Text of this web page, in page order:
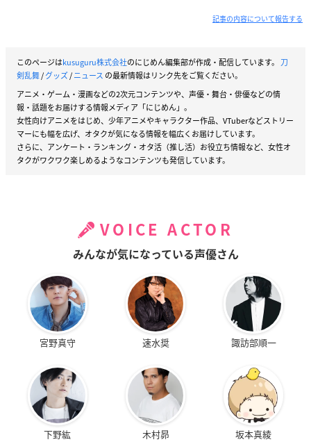
記事の内容について報告する
このページはkusuguru株式会社のにじめん編集部が作成・配信しています。 刀
剣乱舞/グッズ/ニュース の最新情報はリンク先をご覧ください。
アニメ・ゲーム・漫画などの2次元コンテンツや、声優・舞台・俳優などの情
報・話題をお届けする情報メディア「にじめん」。
女性向けアニメをはじめ、少年アニメやキャラクター作品、VTuberなどストリー
マーにも幅を広げ、オタクが気になる情報を幅広くお届けしています。
さらに、アンケート・ランキング・オタ活（推し活）お役立ち情報など、女性オ
タクがワクワク楽しめるようなコンテンツも発信しています。
VOICE ACTOR
みんなが気になっている声優さん
宮野真守 速水奨 諏訪部順一
下野紘 木村昴 坂本真綾